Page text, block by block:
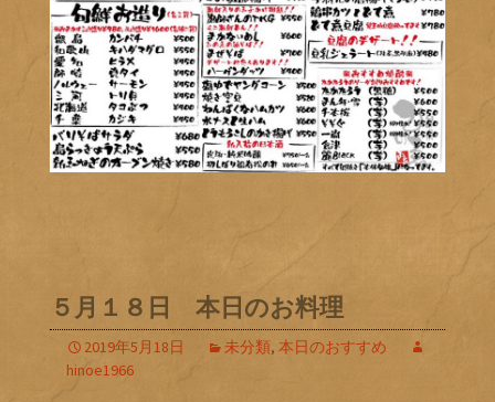
５月１８日 本日のお料理
2019年5月18日 未分類, 本日のおすすめ
hinoe1966